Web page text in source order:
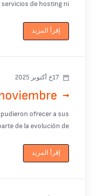
de hosting ni ...
إقرأ المزيد
17خ أكتوبر 2025
ofrecer a sus
de la evolución de ...
إقرأ المزيد